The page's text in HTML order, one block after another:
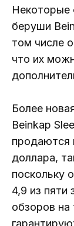
Некоторые
беруши
том числе
что их
Более
Beinkap
продаются
доллара,
поскольку
4,9 из пяти
обзоров на